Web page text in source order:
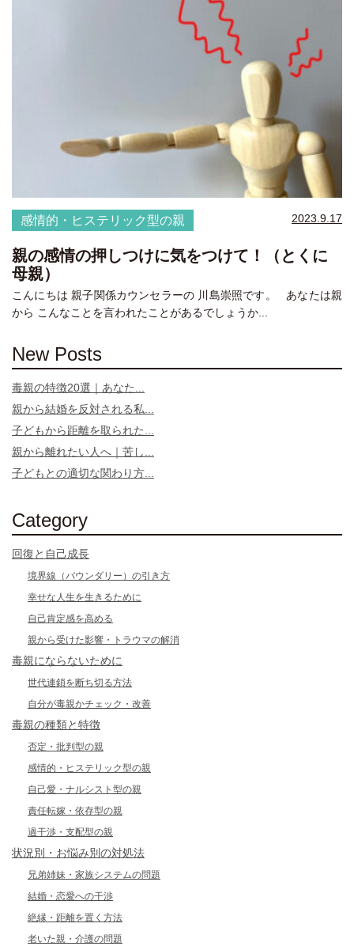
感情的・ヒステリック型の親 2023.9.17
親の感情の押しつけに気をつけて！（とくに
母親）
こんにちは 親子関係カウンセラーの 川島崇照です。 あなたは親
から こんなことを言われたことがあるでしょうか...
New Posts
毒親の特徴20選｜あなた...
親から結婚を反対される私...
子どもから距離を取られた...
親から離れたい人へ｜苦し...
子どもとの適切な関わり方...
Category
回復と自己成長
境界線（バウンダリー）の引き方
幸せな人生を生きるために
自己肯定感を高める
親から受けた影響・トラウマの解消
毒親にならないために
世代連鎖を断ち切る方法
自分が毒親かチェック・改善
毒親の種類と特徴
否定・批判型の親
感情的・ヒステリック型の親
自己愛・ナルシスト型の親
責任転嫁・依存型の親
過干渉・支配型の親
状況別・お悩み別の対処法
兄弟姉妹・家族システムの問題
結婚・恋愛への干渉
絶縁・距離を置く方法
老いた親・介護の問題